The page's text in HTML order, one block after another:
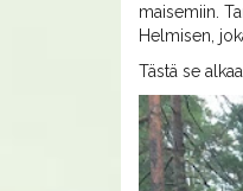
maisemiin.
Helmisen,
Tästä se